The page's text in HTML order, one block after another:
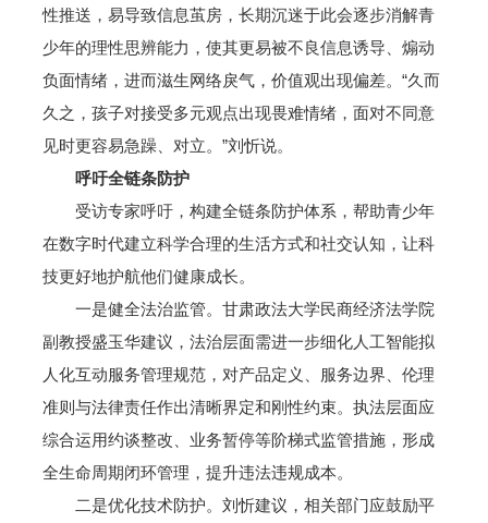
性推送，易导致信息茧房，长期沉迷于此会逐步消解青
少年的理性思辨能力，使其更易被不良信息诱导、煽动
负面情绪，进而滋生网络戾气，价值观出现偏差。“久而
久之，孩子对接受多元观点出现畏难情绪，面对不同意
见时更容易急躁、对立。”刘忻说。
呼吁全链条防护
受访专家呼吁，构建全链条防护体系，帮助青少年
在数字时代建立科学合理的生活方式和社交认知，让科
技更好地护航他们健康成长。
一是健全法治监管。甘肃政法大学民商经济法学院
副教授盛玉华建议，法治层面需进一步细化人工智能拟
人化互动服务管理规范，对产品定义、服务边界、伦理
准则与法律责任作出清晰界定和刚性约束。执法层面应
综合运用约谈整改、业务暂停等阶梯式监管措施，形成
全生命周期闭环管理，提升违法违规成本。
二是优化技术防护。刘忻建议，相关部门应鼓励平